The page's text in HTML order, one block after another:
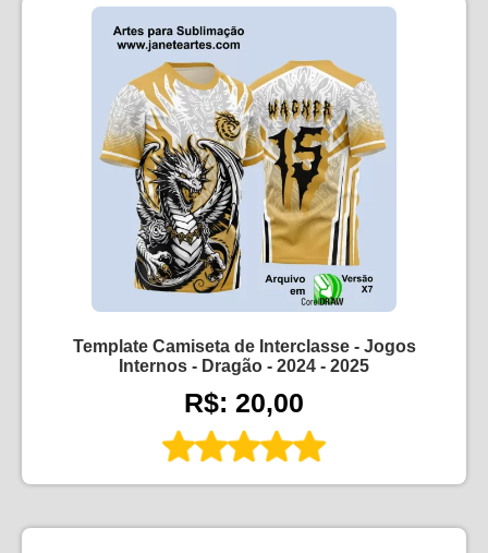
Template Camiseta de Interclasse - Jogos
Internos - Dragão - 2024 - 2025
R$: 20,00